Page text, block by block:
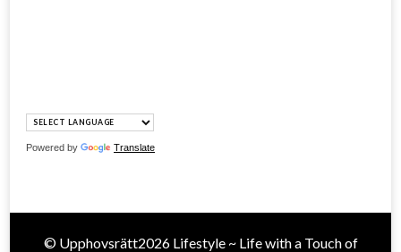
Powered by Translate
© Upphovsrätt2026 Lifestyle ~ Life with a Touch of